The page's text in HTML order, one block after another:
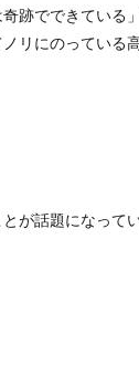
跡でできている
リにのっている
が話題になってい